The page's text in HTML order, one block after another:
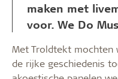
maken met
voor. We Do
Met Troldtekt mochten
de rijke geschiedenis